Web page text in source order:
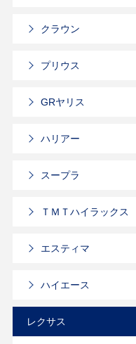
クラウン
プリウス
GRヤリス
ハリアー
スープラ
ＴＭＴハイラックス
エスティマ
ハイエース
レクサス